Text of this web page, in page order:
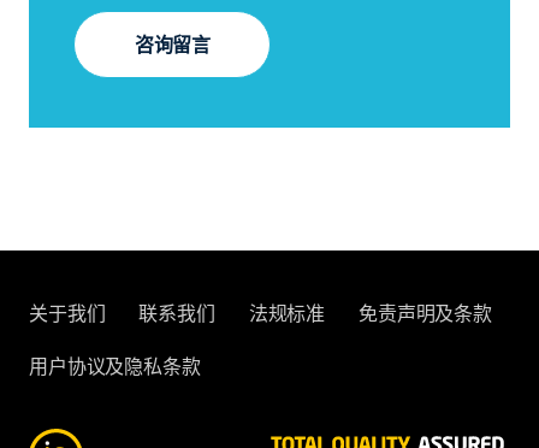
咨询留言
关于我们 联系我们 法规标准 免责声明及条款
用户协议及隐私条款